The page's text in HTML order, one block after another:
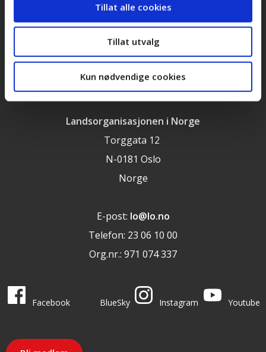
Tillat alle cookies
Tillat utvalg
Kun nødvendige cookies
Landsorganisasjonen i Norge
Torggata 12
N-0181 Oslo
Norge
E-post: lo@lo.no
Telefon: 23 06 10 00
Org.nr.: 971 074 337
Personvernerklæring
LOs handlingsprogram og uttalelser 2025
LO i sosiale medier
Facebook
BlueSky
Instagram
Youtube